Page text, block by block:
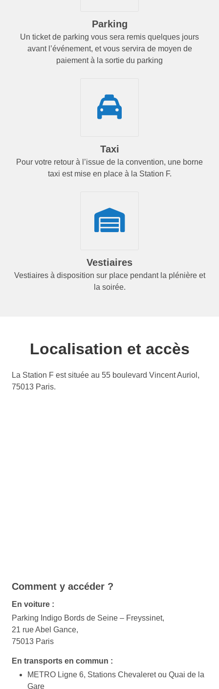
Parking
Un ticket de parking vous sera remis quelques jours
avant l’événement, et vous servira de moyen de
paiement à la sortie du parking
Taxi
Pour votre retour à l’issue de la convention, une borne
taxi est mise en place à la Station F.
Vestiaires
Vestiaires à disposition sur place pendant la plénière et
la soirée.
Localisation et accès
La Station F est située au 55 boulevard Vincent Auriol,
75013 Paris.
Comment y accéder ?
En voiture :
Parking Indigo Bords de Seine – Freyssinet,
21 rue Abel Gance,
75013 Paris
En transports en commun :
METRO Ligne 6, Stations Chevaleret ou Quai de la
Gare